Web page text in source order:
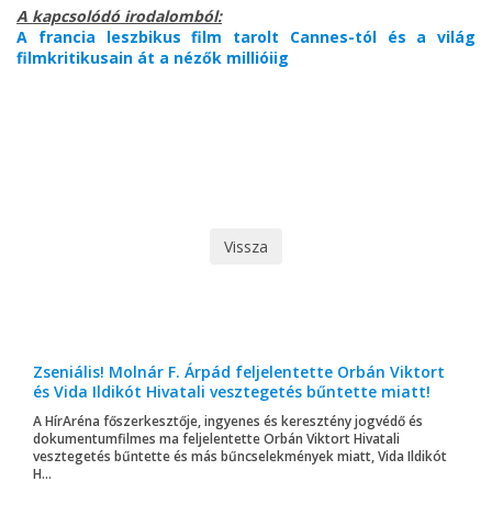
A kapcsolódó irodalomból:
A francia leszbikus film tarolt Cannes-tól és a világ
filmkritikusain át a nézők millióiig
Vissza
Zseniális! Molnár F. Árpád feljelentette Orbán Viktort
és Vida Ildikót Hivatali vesztegetés bűntette miatt!
A HírAréna főszerkesztője, ingyenes és keresztény jogvédő és
dokumentumfilmes ma feljelentette Orbán Viktort Hivatali
vesztegetés bűntette és más bűncselekmények miatt, Vida Ildikót
H...